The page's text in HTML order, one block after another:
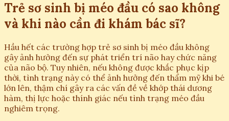
Trẻ sơ sinh bị méo đầu có sao không
và khi nào cần đi khám bác sĩ?
Hầu hết các trường hợp trẻ sơ sinh bị méo đầu không
gây ảnh hưởng đến sự phát triển trí não hay chức năng
của não bộ. Tuy nhiên, nếu không được khắc phục kịp
thời, tình trạng này có thể ảnh hưởng đến thẩm mỹ khi bé
lớn lên, thậm chí gây ra các vấn đề về khớp thái dương
hàm, thị lực hoặc thính giác nếu tình trạng méo đầu
nghiêm trọng.